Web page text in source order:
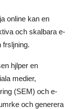
online kan en
och skalbara e-
frsljning.
hjlper en
medier,
(SEM) och e-
och generera